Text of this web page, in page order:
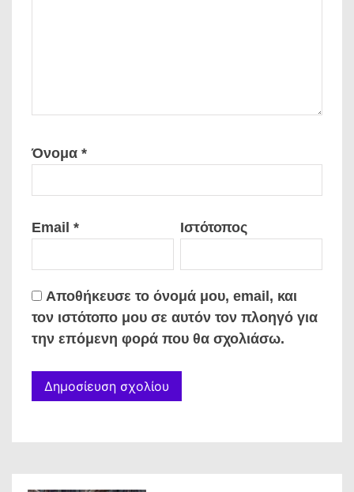
Όνομα *
Email * Ιστότοπος
Αποθήκευσε το όνομά μου, email, και
τον ιστότοπο μου σε αυτόν τον πλοηγό για
την επόμενη φορά που θα σχολιάσω.